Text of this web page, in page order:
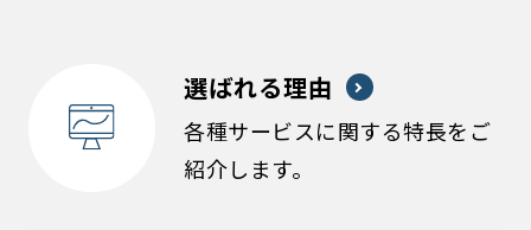
選ばれる理由
各種サービスに関する特長をご
紹介します。